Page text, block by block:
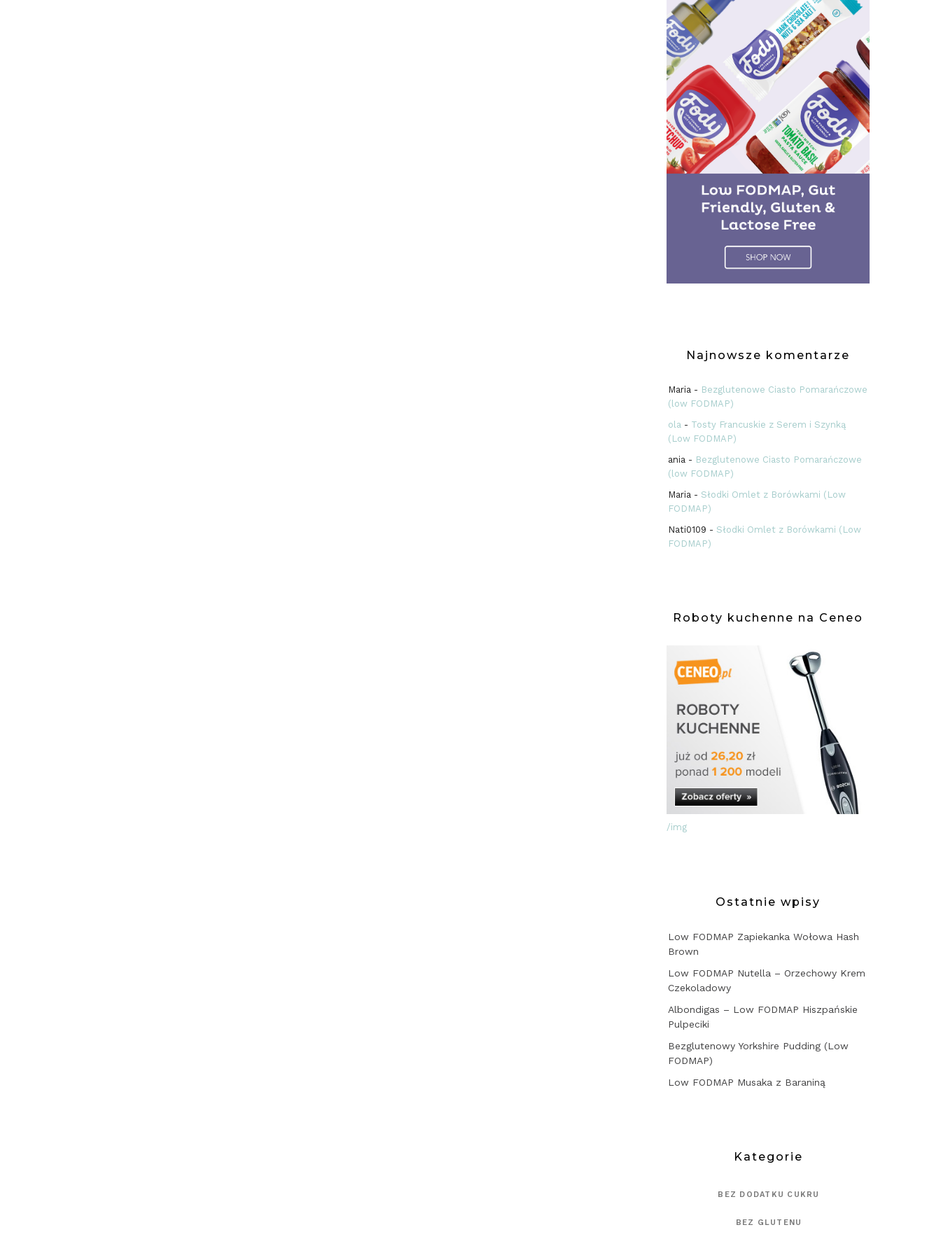
Najnowsze komentarze
Maria - Bezglutenowe Ciasto Pomarańczowe
(low FODMAP)
ola - Tosty Francuskie z Serem i Szynką
(Low FODMAP)
ania - Bezglutenowe Ciasto Pomarańczowe
(low FODMAP)
Maria - Słodki Omlet z Borówkami (Low
FODMAP)
Nati0109 - Słodki Omlet z Borówkami (Low
FODMAP)
Roboty kuchenne na Ceneo
/img
Ostatnie wpisy
Low FODMAP Zapiekanka Wołowa Hash
Brown
Low FODMAP Nutella – Orzechowy Krem
Czekoladowy
Albondigas – Low FODMAP Hiszpańskie
Pulpeciki
Bezglutenowy Yorkshire Pudding (Low
FODMAP)
Low FODMAP Musaka z Baraniną
Kategorie
BEZ DODATKU CUKRU
BEZ GLUTENU